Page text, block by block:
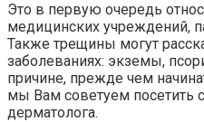
Это в первую очередь
медицинских учреждений,
Также трещины могут
заболеваниях: экземы,
причине, прежде чем
мы Вам советуем посетить
дерматолога.